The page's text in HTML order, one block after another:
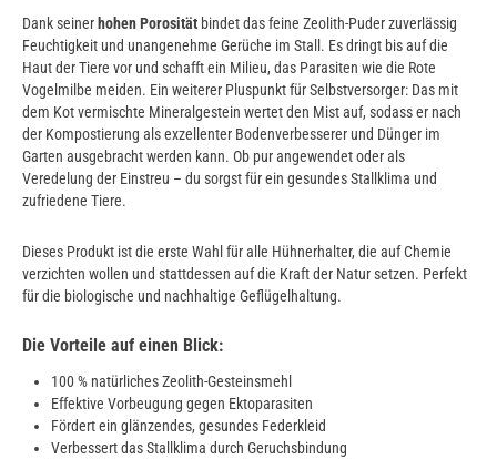
Dank seiner hohen Porosität bindet das feine Zeolith-Puder zuverlässig
Feuchtigkeit und unangenehme Gerüche im Stall. Es dringt bis auf die
Haut der Tiere vor und schafft ein Milieu, das Parasiten wie die Rote
Vogelmilbe meiden. Ein weiterer Pluspunkt für Selbstversorger: Das mit
dem Kot vermischte Mineralgestein wertet den Mist auf, sodass er nach
der Kompostierung als exzellenter Bodenverbesserer und Dünger im
Garten ausgebracht werden kann. Ob pur angewendet oder als
Veredelung der Einstreu – du sorgst für ein gesundes Stallklima und
zufriedene Tiere.
Dieses Produkt ist die erste Wahl für alle Hühnerhalter, die auf Chemie
verzichten wollen und stattdessen auf die Kraft der Natur setzen. Perfekt
für die biologische und nachhaltige Geflügelhaltung.
Die Vorteile auf einen Blick:
100 % natürliches Zeolith-Gesteinsmehl
Effektive Vorbeugung gegen Ektoparasiten
Fördert ein glänzendes, gesundes Federkleid
Verbessert das Stallklima durch Geruchsbindung